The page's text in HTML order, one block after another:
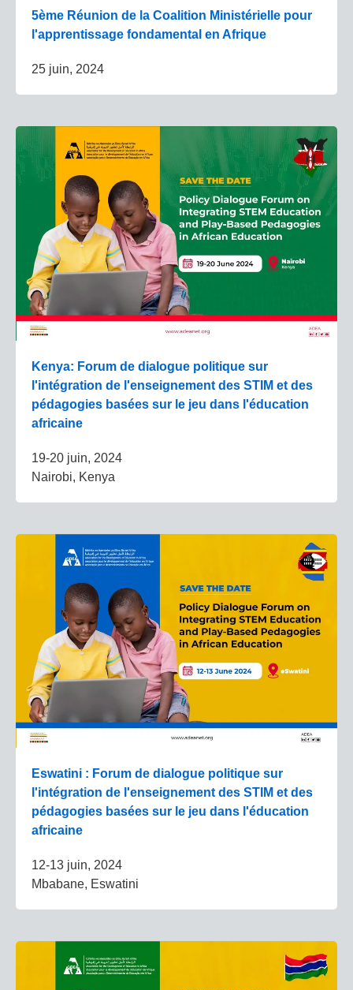
5ème Réunion de la Coalition Ministérielle pour
l'apprentissage fondamental en Afrique
25 juin, 2024
Kenya: Forum de dialogue politique sur
l'intégration de l'enseignement des STIM et des
pédagogies basées sur le jeu dans l'éducation
africaine
19-20 juin, 2024
Nairobi, Kenya
Eswatini : Forum de dialogue politique sur
l'intégration de l'enseignement des STIM et des
pédagogies basées sur le jeu dans l'éducation
africaine
12-13 juin, 2024
Mbabane, Eswatini